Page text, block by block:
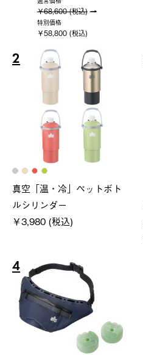
￥68,600 (税込)
特別価格
￥58,800 (税込)
2
真空「温・冷」ペットボト
ルシリンダー
￥3,980 (税込)
4